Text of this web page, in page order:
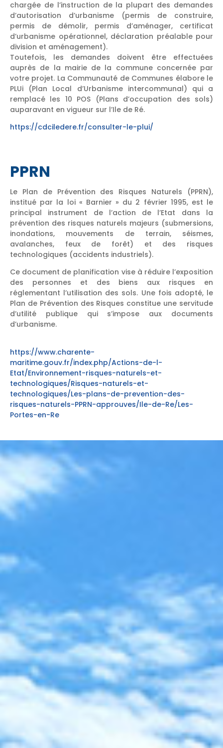
chargée de l’instruction de la plupart des demandes
d’autorisation d’urbanisme (permis de construire,
permis de démolir, permis d’aménager, certificat
d’urbanisme opérationnel, déclaration préalable pour
division et aménagement).
Toutefois, les demandes doivent être effectuées
auprès de la mairie de la commune concernée par
votre projet. La Communauté de Communes élabore le
PLUi (Plan Local d’Urbanisme intercommunal) qui a
remplacé les 10 POS (Plans d’occupation des sols)
auparavant en vigueur sur l’Ile de Ré.
https://cdciledere.fr/consulter-le-plui/
PPRN
Le Plan de Prévention des Risques Naturels (PPRN),
institué par la loi « Barnier » du 2 février 1995, est le
principal instrument de l’action de l’Etat dans la
prévention des risques naturels majeurs (submersions,
inondations, mouvements de terrain, séismes,
avalanches, feux de forêt) et des risques
technologiques (accidents industriels).
Ce document de planification vise à réduire l’exposition
des personnes et des biens aux risques en
réglementant l’utilisation des sols. Une fois adopté, le
Plan de Prévention des Risques constitue une servitude
d’utilité publique qui s’impose aux documents
d’urbanisme.
https://www.charente-
maritime.gouv.fr/index.php/Actions-de-l-
Etat/Environnement-risques-naturels-et-
technologiques/Risques-naturels-et-
technologiques/Les-plans-de-prevention-des-
risques-naturels-PPRN-approuves/Ile-de-Re/Les-
Portes-en-Re